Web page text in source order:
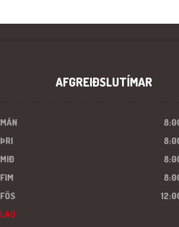
AFGREIÐSLUTÍMAR
MÁN
ÞRI
MIÐ
FIM
FÖS
LAU